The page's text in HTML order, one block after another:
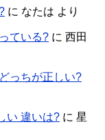
に なたは より
ている? に 西田
っちが正しい?
い 違いは? に 星